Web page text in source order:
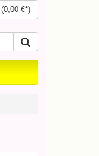
(0,00 €*)